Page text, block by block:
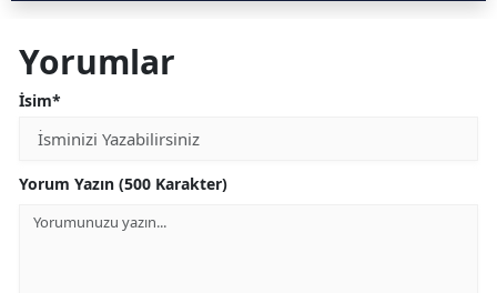
Yorumlar
İsim*
Yorum Yazın (500 Karakter)